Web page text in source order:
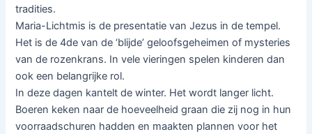
tradities.
Maria-Lichtmis is de presentatie van Jezus in de tempel.
Het is de 4de van de ‘blijde’ geloofsgeheimen of mysteries
van de rozenkrans. In vele vieringen spelen kinderen dan
ook een belangrijke rol.
In deze dagen kantelt de winter. Het wordt langer licht.
Boeren keken naar de hoeveelheid graan die zij nog in hun
voorraadschuren hadden en maakten plannen voor het